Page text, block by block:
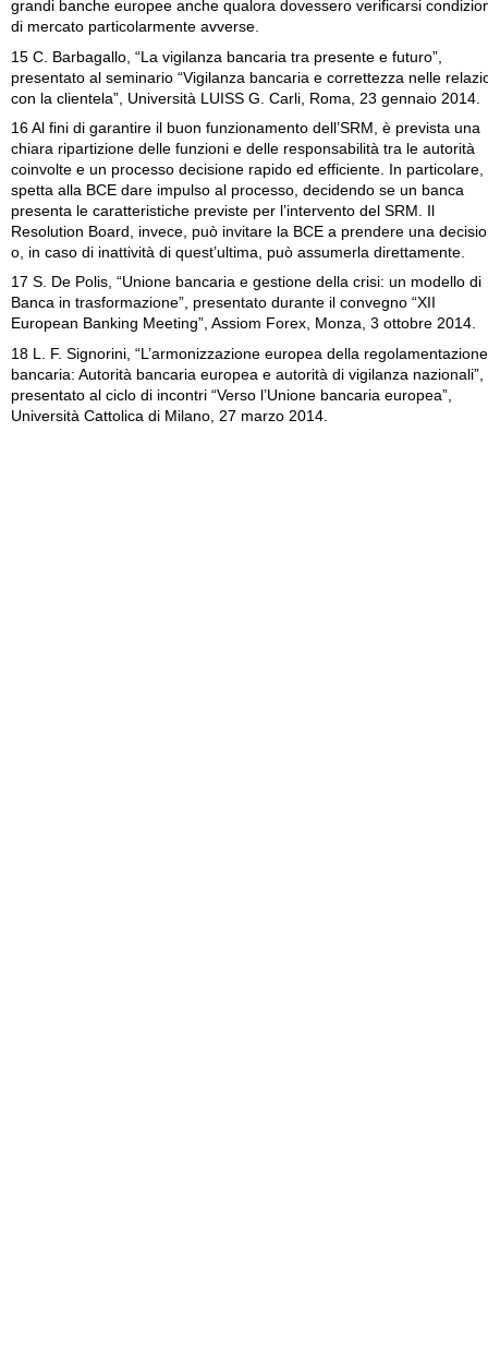
grandi banche europee anche qualora dovessero verificarsi
di mercato particolarmente avverse.
15 C. Barbagallo, “La vigilanza bancaria tra presente e futuro”,
presentato al seminario “Vigilanza bancaria e correttezza nelle
con la clientela”, Università LUISS G. Carli, Roma, 23 gennaio 2014.
16 Al fini di garantire il buon funzionamento dell’SRM, è prevista una
chiara ripartizione delle funzioni e delle responsabilità tra le autorità
coinvolte e un processo decisione rapido ed efficiente. In particolare,
spetta alla BCE dare impulso al processo, decidendo se un banca
presenta le caratteristiche previste per l’intervento del SRM. Il
Resolution Board, invece, può invitare la BCE a prendere una
o, in caso di inattività di quest’ultima, può assumerla direttamente.
17 S. De Polis, “Unione bancaria e gestione della crisi: un modello di
Banca in trasformazione”, presentato durante il convegno “XII
European Banking Meeting”, Assiom Forex, Monza, 3 ottobre 2014.
18 L. F. Signorini, “L’armonizzazione europea della regolamentazione
bancaria: Autorità bancaria europea e autorità di vigilanza nazionali”,
presentato al ciclo di incontri “Verso l’Unione bancaria europea”,
Università Cattolica di Milano, 27 marzo 2014.